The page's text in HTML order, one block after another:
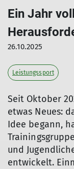
Ein Jahr
26.10.2025
Leistungssport
Seit Oktober
etwas Neues:
Idee begann,
und
entwickelt.